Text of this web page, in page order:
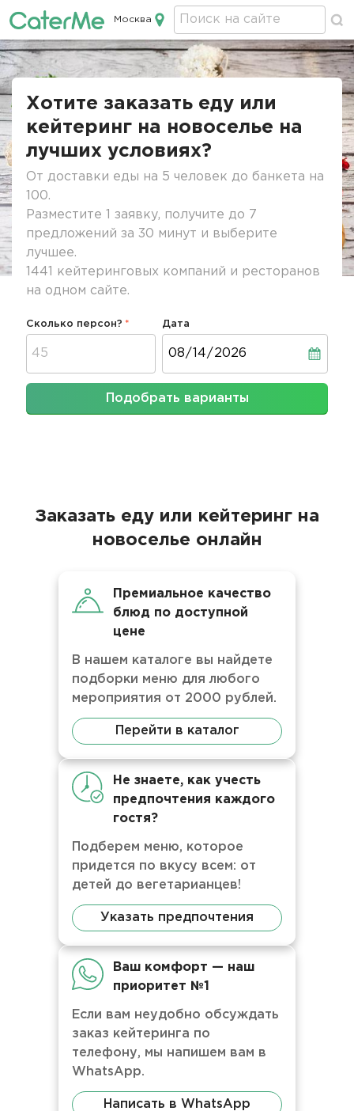
Кейтеринг в Москве
Москва
Строка
Хотите заказать еду или
кейтеринг на новоселье на
лучших условиях?
От доставки еды на 5 человек до банкета на
100.
Разместите 1 заявку, получите до 7
предложений за 30 минут и выберите
лучшее.
1441 кейтеринговых компаний и ресторанов
на одном сайте.
Сколько персон? Дата
Подобрать варианты
Заказать еду или кейтеринг на
новоселье онлайн
Премиальное качество
блюд по доступной
цене
В нашем каталоге вы найдете
подборки меню для любого
мероприятия от 2000 рублей.
Перейти в каталог
Не знаете, как учесть
предпочтения каждого
гостя?
Подберем меню, которое
придется по вкусу всем: от
детей до вегетарианцев!
Указать предпочтения
Ваш комфорт — наш
приоритет №1
Если вам неудобно обсуждать
заказ кейтеринга по
телефону, мы напишем вам в
WhatsApp.
Написать в WhatsApp